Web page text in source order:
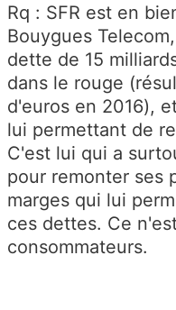
Rq : SFR est en
Bouygues
dette de 15
dans le rouge
d'euros en 2016),
lui permettant de
C'est lui qui a
pour remonter ses
marges qui lui
ces dettes. Ce
consommateurs.